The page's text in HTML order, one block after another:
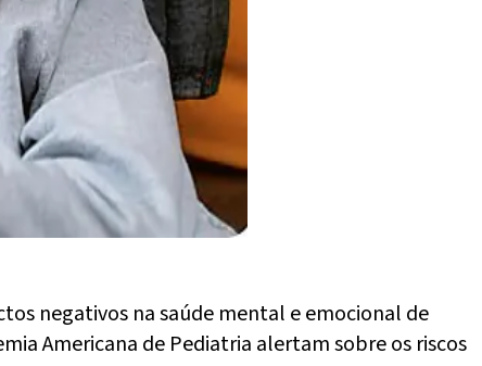
negativos na saúde mental e emocional de
Americana de Pediatria alertam sobre os riscos